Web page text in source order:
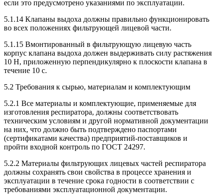
если это предусмотрено указаниями по эксплуатации.
5.1.14 Клапаны выдоха должны правильно функционировать
во всех положениях фильтрующей лицевой части.
5.1.15 Вмонтированный в фильтрующую лицевую часть
корпус клапана выдоха должен выдерживать силу растяжения
10 Н, приложенную перпендикулярно к плоскости клапана в
течение 10 с.
5.2 Требования к сырью, материалам и комплектующим
5.2.1 Все материалы и комплектующие, применяемые для
изготовления респиратора, должны соответствовать
техническим условиям и другой нормативной документации
на них, что должно быть подтверждено паспортами
(сертификатами качества) предприятий-поставщиков и
пройти входной контроль по ГОСТ 24297.
5.2.2 Материалы фильтрующих лицевых частей респиратора
должны сохранять свои свойства в процессе хранения и
эксплуатации в течение срока годности в соответствии с
требованиями эксплуатационной документации.